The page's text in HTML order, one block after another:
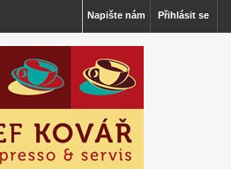
Přihlásit se
Napište nám